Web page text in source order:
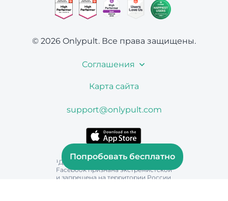
© 2026 Onlypult. Все права защищены.
Соглашения
Карта сайта
support@onlypult.com
¹Деятельность Instagram и
Facebook признана экстремистской
и запрещена на территории России
Попробовать бесплатно